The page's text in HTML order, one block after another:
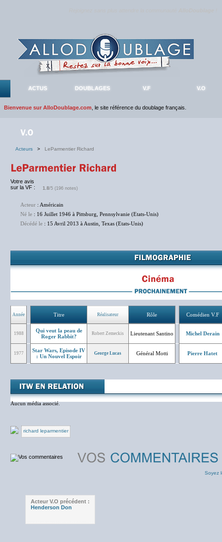
ACTUS DOUBLAGES V.F V.O
Bienvenue sur AlloDoublage.com , le site référence du doublage français.
Acteurs > LeParmentier Richard
Votre avis
sur la VF :
1.8/5 (196 notes)
Acteur : Américain
Né le : 16 Juillet 1946 à Pittsburg, Pennsylvanie (Etats-Unis)
Décédé le : 15 Avril 2013 à Austin, Texas (Etats-Unis)
Année Titre Réalisateur Rôle Comédien V.F
1988
Qui veut la peau de
Roger Rabbit?
Robert Zemeckis Lieutenant Santino Michel Derain
1977
Star Wars, Episode IV
: Un Nouvel Espoir
George Lucas Général Motti Pierre Hatet
Aucun média associé.
richard leparmentier
Soyez
Acteur V.O précédent :
Henderson Don